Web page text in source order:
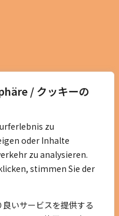
/ クッキーの
zu
oder Inhalte
zu analysieren.
stimmen Sie der
いサービスを提供する